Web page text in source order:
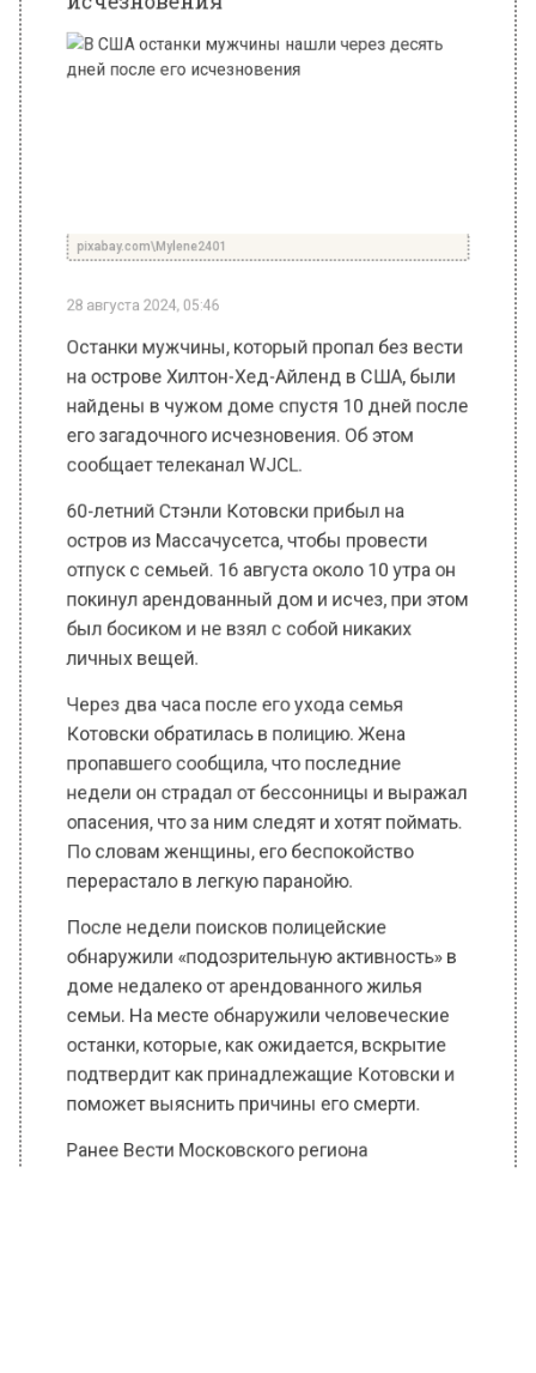
28 августа 2024, 05:46
на острове Хилтон-Хед-Айленд в США, были
найдены в чужом доме спустя 10 дней после
его загадочного исчезновения. Об этом
сообщает телеканал WJCL.
60-летний Стэнли Котовски прибыл на
остров из Массачусетса, чтобы провести
отпуск с семьей. 16 августа около 10 утра он
покинул арендованный дом и исчез, при этом
был босиком и не взял с собой никаких
личных вещей.
Котовски обратилась в полицию. Жена
пропавшего сообщила, что последние
недели он страдал от бессонницы и выражал
опасения, что за ним следят и хотят поймать.
По словам женщины, его беспокойство
перерастало в легкую паранойю.
После недели поисков полицейские
обнаружили «подозрительную активность» в
доме недалеко от арендованного жилья
семьи. На месте обнаружили человеческие
останки, которые, как ожидается, вскрытие
подтвердит как принадлежащие Котовски и